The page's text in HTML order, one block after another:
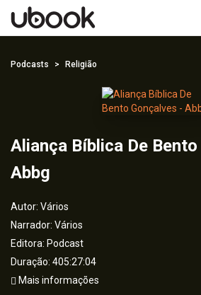
Podcasts Religião
Aliança Bíblica De
Abbg
Autor: Vários
Narrador: Vários
Editora: Podcast
Duração: 405:27:04
Mais informações